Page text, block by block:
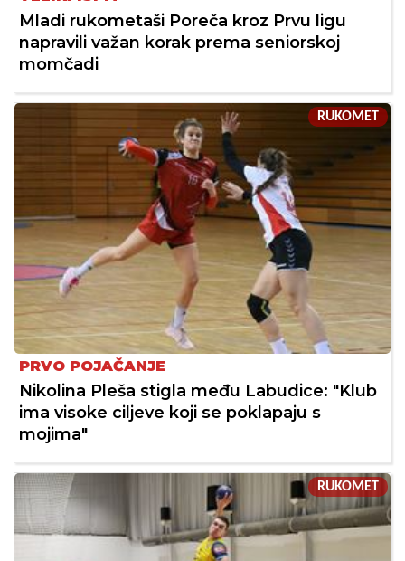
Mladi rukometaši Poreča kroz Prvu ligu
napravili važan korak prema seniorskoj
momčadi
RUKOMET
PRVO POJAČANJE
Nikolina Pleša stigla među Labudice: "Klub
ima visoke ciljeve koji se poklapaju s
mojima"
RUKOMET